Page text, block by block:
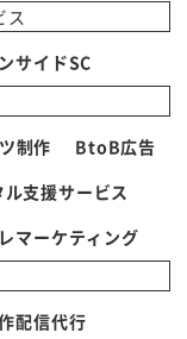
ス
サイドSC
制作
BtoB広告
支援サービス
マーケティング
配信代行